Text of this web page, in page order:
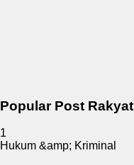
Popular Post Rakyat
1
Hukum &amp; Kriminal